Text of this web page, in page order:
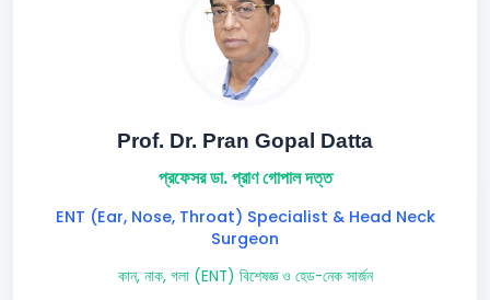
Prof. Dr. Pran Gopal Datta
প্রফেসর ডা. প্রাণ গোপাল দত্ত
ENT (Ear, Nose, Throat) Specialist & Head Neck
Surgeon
কান, নাক, গলা (ENT) বিশেষজ্ঞ ও হেড-নেক সার্জন